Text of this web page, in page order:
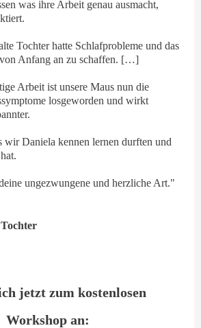
was ihre Arbeit genau ausmacht,
Tochter hatte Schlafprobleme und das
Anfang an zu schaffen. […]
Arbeit ist unsere Maus nun die
losgeworden und wirkt
wir Daniela kennen lernen durften und
ungezwungene und herzliche Art."
jetzt zum kostenlosen
Workshop an: